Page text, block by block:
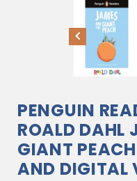
PENGUIN
ROALD DAHL
GIANT
AND DIGITAL